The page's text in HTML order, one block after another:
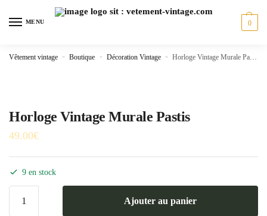
MENU 0
Vêtement vintage » Boutique » Décoration Vintage » Horloge Vintage Murale Pastis
Horloge Vintage Murale Pastis
49.00€
9 en stock
Ajouter au panier